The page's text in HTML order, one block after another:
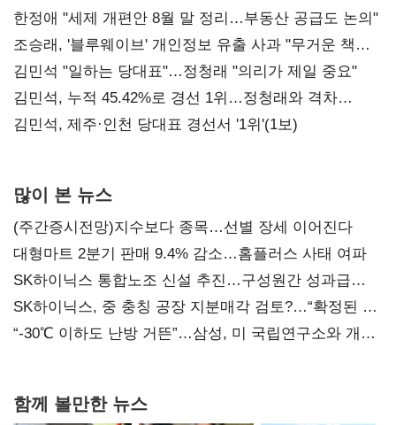
한정애 "세제 개편안 8월 말 정리…부동산 공급도 논의"
조승래, '블루웨이브' 개인정보 유출 사과 "무거운 책임
통감"
김민석 "일하는 당대표"…정청래 "의리가 제일 중요"
김민석, 누적 45.42%로 경선 1위…정청래와 격차
0.86%p(2보)
김민석, 제주·인천 당대표 경선서 '1위'(1보)
많이 본 뉴스
(주간증시전망)지수보다 종목…선별 장세 이어진다
대형마트 2분기 판매 9.4% 감소…홈플러스 사태 여파
SK하이닉스 통합노조 신설 추진…구성원간 성과급
불만 확산
SK하이닉스, 중 충칭 공장 지분매각 검토?…“확정된 바
없어”
“-30℃ 이하도 난방 거뜬”…삼성, 미 국립연구소와 개발
함께 볼만한 뉴스